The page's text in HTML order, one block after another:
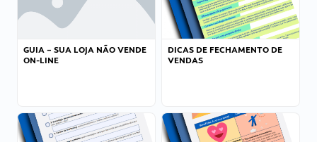
GUIA – SUA LOJA NÃO VENDE
ON-LINE
DICAS DE FECHAMENTO DE
VENDAS